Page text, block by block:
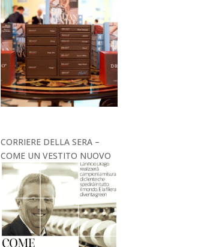
CORRIERE DELLA SERA –
COME UN VESTITO NUOVO